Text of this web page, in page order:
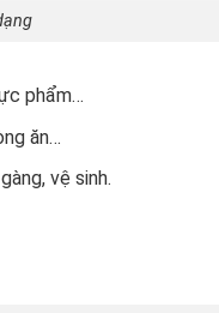
phẩm…
ăn…
vệ sinh.